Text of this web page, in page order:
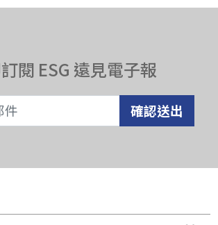
閱 ESG 遠見電子報
確認送出